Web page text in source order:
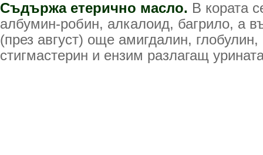
Съдържа етерично масло. В кората
албумин-робин, алкалоид, багрило, а
(през август) още амигдалин,
стигмастерин и ензим разлагащ